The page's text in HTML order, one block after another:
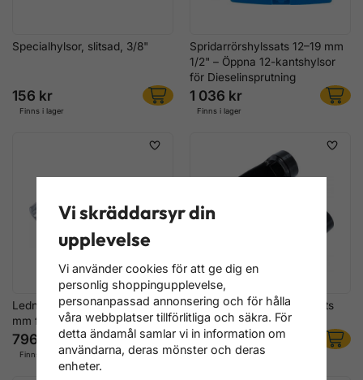
Specialhylsor, slitsad, 3/8"
156 kr
Finns i lager
Spridarrörshylssats 12–19 mm
1/2" – Öppna 12-kantshylsor
för Dieselinsprutning
1 036 kr
Finns i lager
Ledningsnyckelsats 14, 17 & 19
mm för Dieselinsprutningsrör
796 kr
Finns i lager
Bränslelednings-Nyckelsats
BMW 2-delar
380 kr
Finns i lager
Vi skräddarsyr din
upplevelse
Vi använder cookies för att ge dig en
personlig shoppingupplevelse,
personanpassad annonsering och för hålla
våra webbplatser tillförlitliga och säkra. För
detta ändamål samlar vi in information om
användarna, deras mönster och deras
enheter.